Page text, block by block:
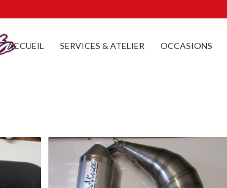
ACCUEIL SERVICES & ATELIER OCCASIONS